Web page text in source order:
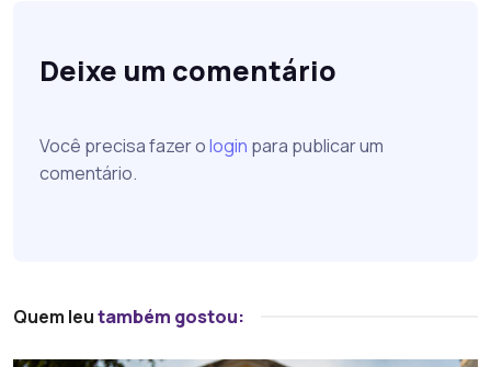
Deixe um comentário
Você precisa fazer ologin para publicar um
comentário.
Quem leutambém gostou: